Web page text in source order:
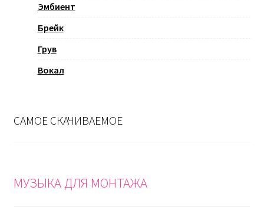
Эмбиент
Брейк
Грув
Вокал
САМОЕ СКАЧИВАЕМОЕ
МУЗЫКА ДЛЯ МОНТАЖА